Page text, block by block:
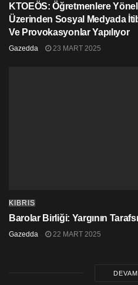
KTOEÖS: Öğretmenlere
Üzerinden Sosyal Medyada
Ve Provokasyonlar Yapılıyor
Gazedda 23 MART 2025
KIBRIS
Barolar Birliği: Yargının
Gazedda 22 MART 2025